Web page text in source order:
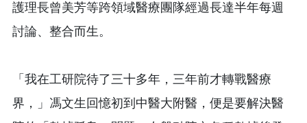
護理長曾美芳等跨領域醫療團隊經過長達半年每週
討論、整合而生。
「我在工研院待了三十多年，三年前才轉戰醫療
界，」馮文生回憶初到中醫大附醫，便是要解決醫